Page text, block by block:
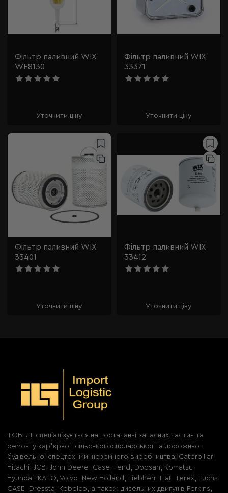
Фільтр паливний WIX
WF8130
Уточнити ціну
Фільтр паливний WIX
33371
Уточнити ціну
Фільтр паливний WIX
33401
Уточнити ціну
Фільтр паливний WIX
33412
Уточнити ціну
ТОВ ІЛГ спеціалізується на постачанні запасних частин та
ремонту кар'єрної, сільськогосподарської та дорожньо-
будівельної спецтехніки іноземного виробництва: Caterpillar,
Hitachi, JCB, John Deere, Case, Fend, Doosan, Komatsu,
Hyundai, KATO, Volvo, New Holland, Liebherr, Fiat, Terex, Fuchs,
CASE, Dressta, Kobelco, а також дизельних двигунів Perkins,